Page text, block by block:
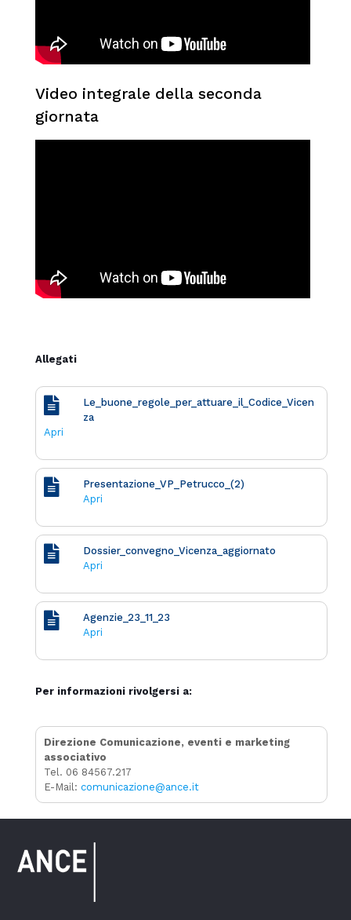
Video integrale della seconda
giornata
Allegati
Le_buone_regole_per_attuare_il_Codice_Vicen
za
Apri
Presentazione_VP_Petrucco_(2)
Apri
Dossier_convegno_Vicenza_aggiornato
Apri
Agenzie_23_11_23
Apri
Per informazioni rivolgersi a:
Direzione Comunicazione, eventi e marketing
associativo
Tel. 06 84567.217
E-Mail: comunicazione@ance.it